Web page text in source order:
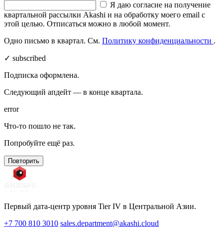
Я даю согласие на получение
квартальной рассылки Akashi и на обработку моего email с
этой целью. Отписаться можно в любой момент.
Одно письмо в квартал. См. Политику конфиденциальности .
✓ subscribed
Подписка оформлена.
Следующий апдейт — в конце квартала.
error
Что-то пошло не так.
Попробуйте ещё раз.
Повторить
Первый дата-центр уровня Tier IV в Центральной Азии.
+7 700 810 3010 sales.department@akashi.cloud